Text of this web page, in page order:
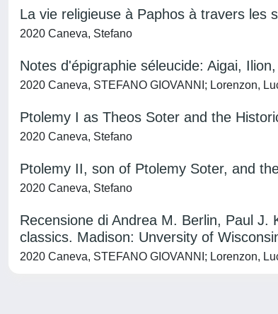
La vie religieuse à Paphos à travers les
2020 Caneva, Stefano
Notes d'épigraphie séleucide: Aigai,
2020 Caneva, STEFANO GIOVANNI; Lorenzon,
Ptolemy I as Theos Soter and the
2020 Caneva, Stefano
Ptolemy II, son of Ptolemy Soter, and
2020 Caneva, Stefano
Recensione di Andrea M. Berlin, Paul
classics. Madison: Unversity of
2020 Caneva, STEFANO GIOVANNI; Lorenzon,